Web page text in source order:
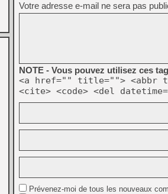
Votre adresse e-mail ne sera pas
NOTE - Vous pouvez utilisez ces
<a href="" title=""> <abbr
<cite> <code> <del
Prévenez-moi de tous les nouveaux